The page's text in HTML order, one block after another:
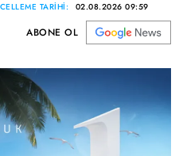
TARİHİ: 02.08.2026 09:59
ABONE OL